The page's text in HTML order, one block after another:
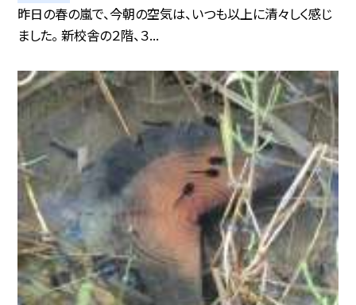
昨日の春の嵐で、今朝の空気は、いつも以上に清々しく感じ
ました。 新校舎の２階、３...